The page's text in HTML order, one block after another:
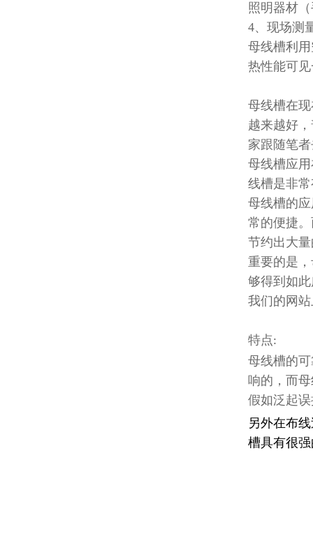
照明器材
4、现场测
母线槽利
热性能可
母线槽在
越来越好
家跟随笔
母线槽应
线槽是非
母线槽的
常的便捷
节约出大
重要的是
够得到如
我们的网
特点:
母线槽的
响的，而
假如泛起
另外在布
槽具有很